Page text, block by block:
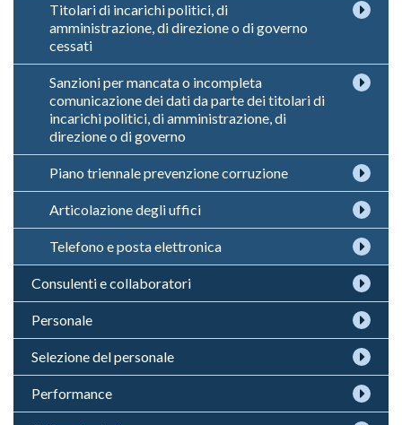
Titolari di incarichi politici, di
amministrazione, di direzione o di governo
cessati
Sanzioni per mancata o incompleta
comunicazione dei dati da parte dei titolari di
incarichi politici, di amministrazione, di
direzione o di governo
Piano triennale prevenzione corruzione
Articolazione degli uffici
Telefono e posta elettronica
Consulenti e collaboratori
Personale
Selezione del personale
Performance